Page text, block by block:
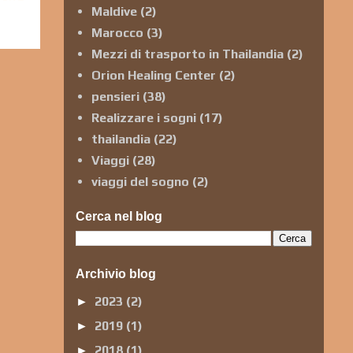
Maldive (2)
Marocco (3)
Mezzi di trasporto in Thailandia (2)
Orion Healing Center (2)
pensieri (38)
Realizzare i sogni (17)
thailandia (22)
Viaggi (28)
viaggi del sogno (2)
Cerca nel blog
Archivio blog
► 2023 (2)
► 2019 (1)
►